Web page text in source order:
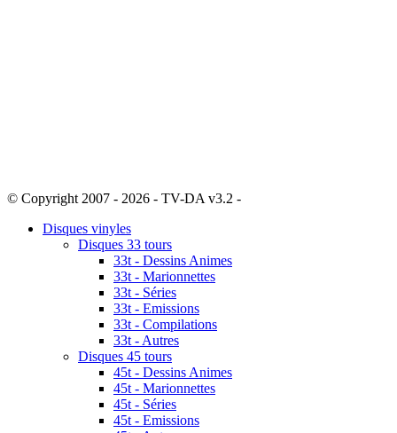
© Copyright 2007 - 2026 - TV-DA v3.2 -
Disques vinyles
Disques 33 tours
33t - Dessins Animes
33t - Marionnettes
33t - Séries
33t - Emissions
33t - Compilations
33t - Autres
Disques 45 tours
45t - Dessins Animes
45t - Marionnettes
45t - Séries
45t - Emissions